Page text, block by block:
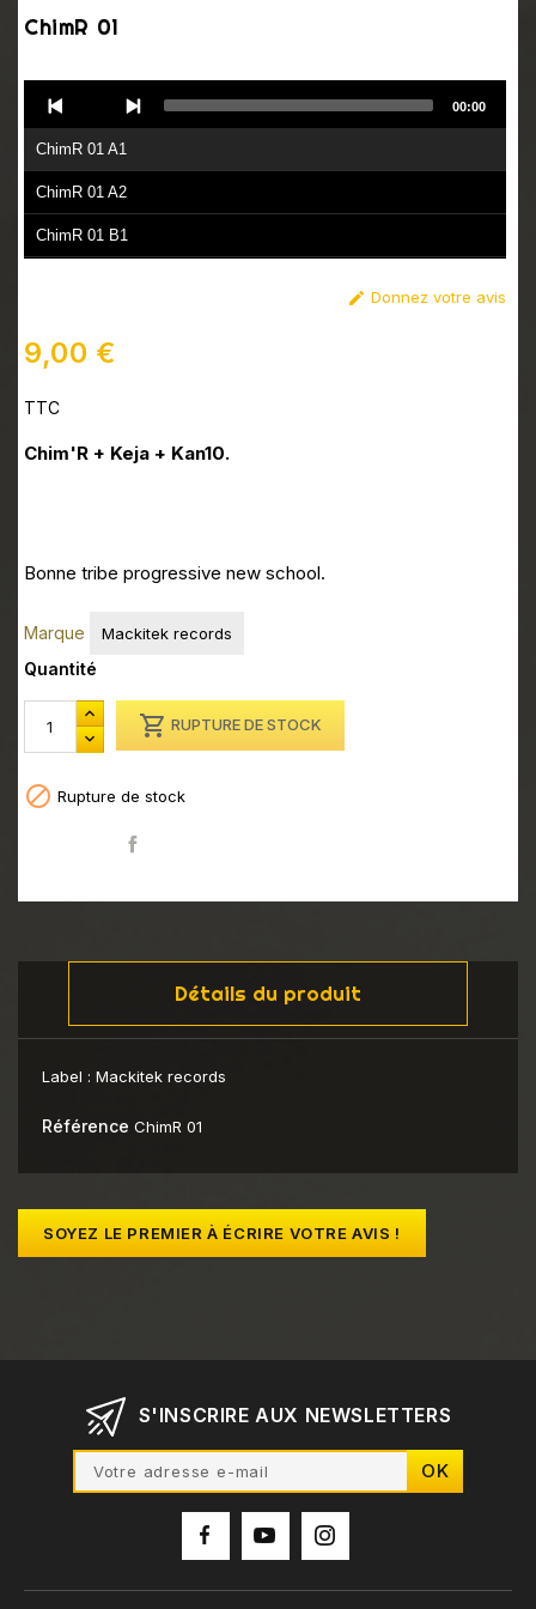
ChimR 01
Player
ChimR 01 A1
ChimR 01 A2
ChimR 01 B1
00:00
 Donnez votre avis
9,00 €
TTC
Chim'R + Keja + Kan10.
Bonne tribe progressive new school.
Marque Mackitek records
Quantité
 RUPTURE DE STOCK
 Rupture de stock
Détails du produit
Label : Mackitek records
Référence ChimR 01
SOYEZ LE PREMIER À ÉCRIRE VOTRE AVIS !
S'INSCRIRE AUX NEWSLETTERS